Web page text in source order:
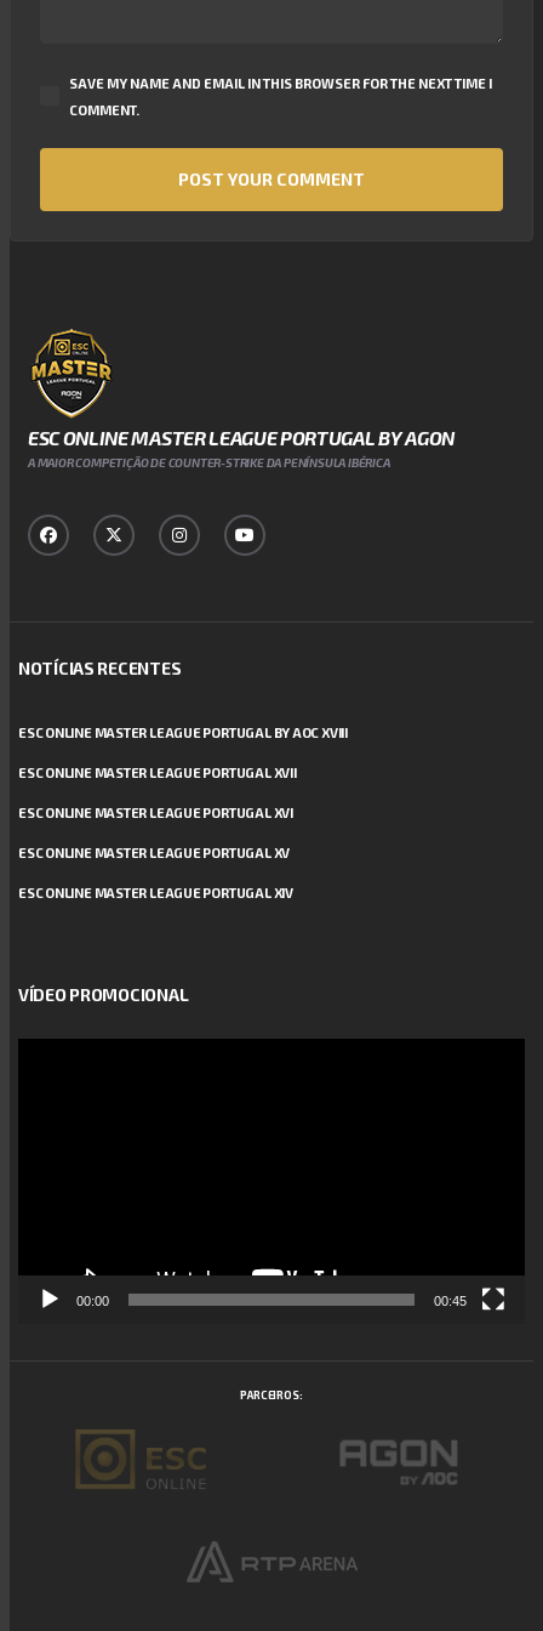
SAVE MY NAME AND EMAIL IN THIS BROWSER FOR THE NEXT TIME I
COMMENT.
ESC ONLINE MASTER LEAGUE PORTUGAL BY AGON
A MAIOR COMPETIÇÃO DE COUNTER-STRIKE DA PENÍNSULA IBÉRICA
NOTÍCIAS RECENTES
ESC ONLINE MASTER LEAGUE PORTUGAL BY AOC XVIII
ESC ONLINE MASTER LEAGUE PORTUGAL XVII
ESC ONLINE MASTER LEAGUE PORTUGAL XVI
ESC ONLINE MASTER LEAGUE PORTUGAL XV
ESC ONLINE MASTER LEAGUE PORTUGAL XIV
VÍDEO PROMOCIONAL
00:00 00:45
PARCEIROS: